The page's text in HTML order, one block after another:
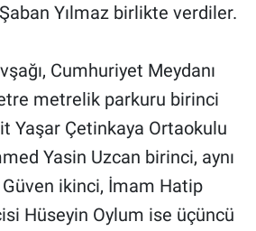
Yılmaz birlikte verdiler.
Cumhuriyet Meydanı
metrelik parkuru birinci
Yaşar Çetinkaya Ortaokulu
Yasin Uzcan birinci, aynı
ikinci, İmam Hatip
Hüseyin Oylum ise üçüncü